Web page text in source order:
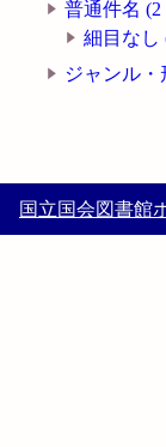
普通件名 (2
細目なし
ジャンル・
国立国会図書館